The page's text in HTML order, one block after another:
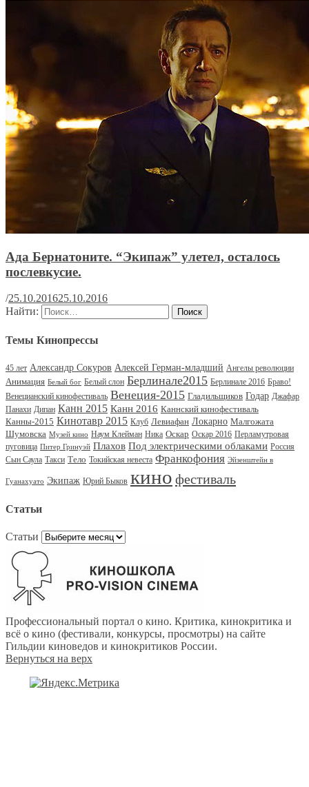
Ада Бернатоните. “Экипаж” улетел, осталось
послевкусие.
/25.10.201625.10.2016
Найти:
Темы Кинопрессы
45 лет Александр Сокуров Алексей Герман-младший Ангелы революции
Анимация Белый бог Белый слон Берлинале2015 Берлинале 2016 Браво!
Венецианский кинофестиваль Венеция-2015 Гладильщиков Годар Джафар
Панахи Дипан Канн 2015 Канн 2016 Каннский кинофестиваль
Канны-2015 Кинотавр 2015 Клуб Левиафан Локарно Малгожата
Шумовска Музей кино Наум Клейман Ника Оскар Оскар 2016 Перламутровая
пуговица Питер Гринуэй Плахов Под электрическими облаками Россия
Сын Саула Такси Тело Токийская невеста Франкофония Эйзенштейн в
Гуанахуато Экипаж Юрий Быков кино фестиваль
Статьи
Статьи
Профессиональный портал о кино. Критика, кинокритика и
всё о кино (фестивали, конкурсы, просмотры) на сайте
Гильдии киноведов и кинокритиков России.
Вернуться на верх